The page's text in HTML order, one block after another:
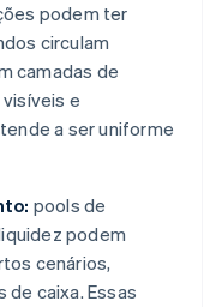
podem ter
circulam
camadas de
e
a ser uniforme
pools de
podem
cenários,
caixa. Essas